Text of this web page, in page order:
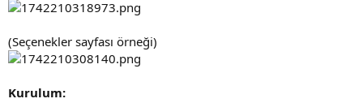
(Seçenekler sayfası örneği)
Kurulum: